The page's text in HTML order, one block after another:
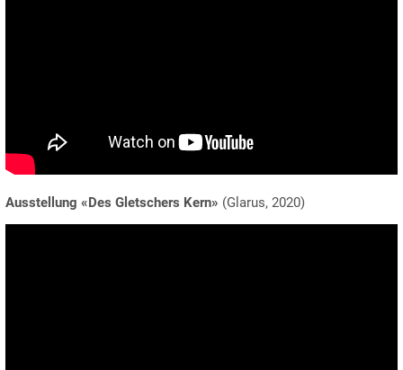
Ausstellung «Des Gletschers Kern» (Glarus, 2020)